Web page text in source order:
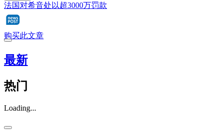
法国对希音处以超3000万罚款
购买此文章
最新
热门
Loading...